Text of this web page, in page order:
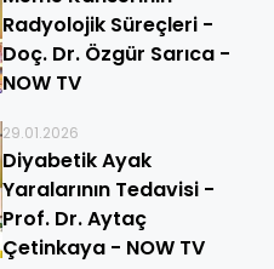
Radyolojik Süreçleri -
Doç. Dr. Özgür Sarıca -
NOW TV
29.01.2026
Diyabetik Ayak
Yaralarının Tedavisi -
Prof. Dr. Aytaç
Çetinkaya - NOW TV